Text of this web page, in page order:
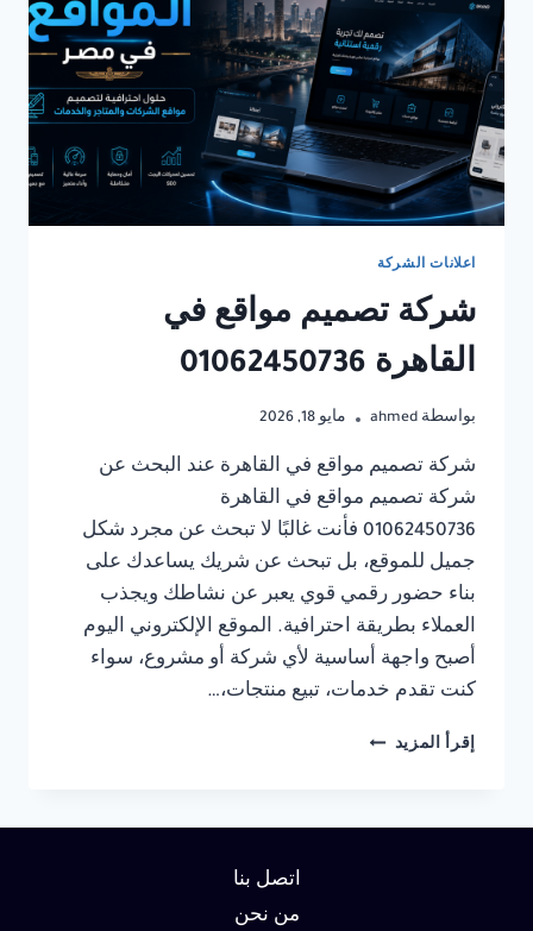
اعلانات الشركة
شركة تصميم مواقع في
القاهرة 01062450736
بواسطة ahmed مايو 18, 2026
شركة تصميم مواقع في القاهرة عند البحث عن
شركة تصميم مواقع في القاهرة
01062450736 فأنت غالبًا لا تبحث عن مجرد شكل
جميل للموقع، بل تبحث عن شريك يساعدك على
بناء حضور رقمي قوي يعبر عن نشاطك ويجذب
العملاء بطريقة احترافية. الموقع الإلكتروني اليوم
أصبح واجهة أساسية لأي شركة أو مشروع، سواء
كنت تقدم خدمات، تبيع منتجات،…
إقرأ المزيد شركة
اتصل بنا
من نحن